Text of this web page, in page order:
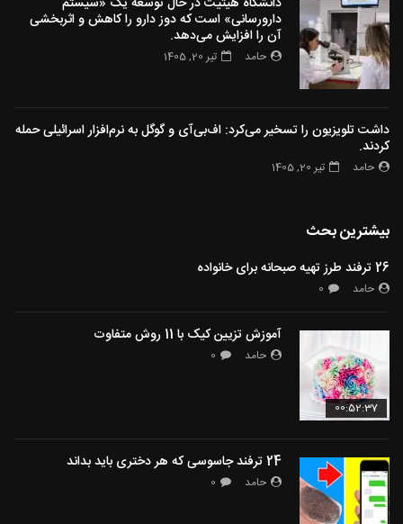
دارورسانی» است که دوز دارو را کاهش و اثربخشی
آن را افزایش می‌دهد.
حامد تیر 20, 1405
داشت تلویزیون را تسخیر می‌کرد: اف‌بی‌آی و گوگل به نرم‌افزار اسرائیلی حمله
کردند.
حامد تیر 20, 1405
بیشترین بحث
26 ترفند طرز تهیه صبحانه برای خانواده
حامد 0
00:52:37
آموزش تزیین کیک با 11 روش متفاوت
حامد 0
24 ترفند جاسوسی که هر دختری باید بداند
حامد 0